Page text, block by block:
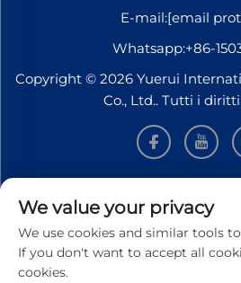
E-mail:[email
Whatsapp:+86-
Copyright © 2026 Yuerui
Co., Ltd.. Tutti i
Iscriviti per ricevere la nostra
We value your privacy
We use cookies and similar tools
If you don't want to accept all
cookies.